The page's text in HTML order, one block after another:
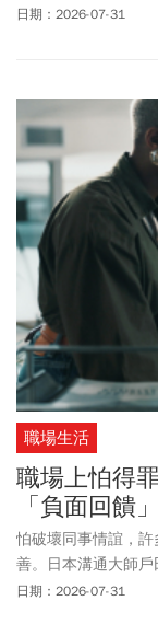
方改變的勇氣。
日期：2026-07-31
職場生活
職場上怕得
「負面回饋
怕破壞同事情誼，
善。日本溝通大師
帶來正向改變。
日期：2026-07-31